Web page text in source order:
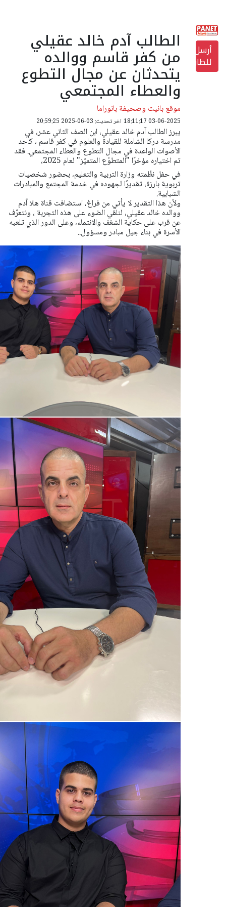
أرسل
للطابعة
الطالب آدم خالد عقيلي
من كفر قاسم ووالده
يتحدثان عن مجال التطوع
والعطاء المجتمعي
موقع بانيت وصحيفة بانوراما
03-06-2025 18:11:17 اخر تحديث: 03-06-2025 20:59:25
يبرز الطالب آدم خالد عقيلي، ابن الصف الثاني عشر، في
مدرسة دركا الشاملة للقيادة والعلوم في كفر قاسم ، كأحد
الأصوات الواعدة في مجال التطوع والعطاء المجتمعي. فقد
تم اختياره مؤخرًا "المتطوّع المتميّز" لعام 2025،
في حفل نظّمته وزارة التربية والتعليم، بحضور شخصيات
تربوية بارزة، تقديرًا لجهوده في خدمة المجتمع والمبادرات
الشبابية.
ولأن هذا التقدير لا يأتي من فراغ، استضافت قناة هلا آدم
ووالده خالد عقيلي، لنلقي الضوء على هذه التجربة ، ونتعرّف
عن قرب على حكاية الشغف والانتماء، وعلى الدور الذي تلعبه
الأسرة في بناء جيل مبادر ومسؤول..